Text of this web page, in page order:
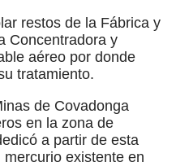
restos de la Fábrica y
Concentradora y
aéreo por donde
tratamiento.
de Covadonga
en la zona de
a partir de esta
existente en